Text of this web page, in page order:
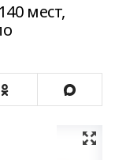
мест,